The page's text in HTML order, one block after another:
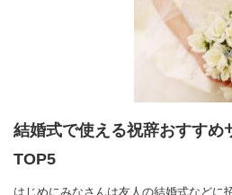
結婚式で使える祝辞おすすめ
TOP5
はじめにみなさんは友人の結婚式などに